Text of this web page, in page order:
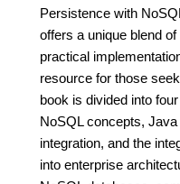
Persistence with
offers a unique blend
practical
resource for those
book is divided into
NoSQL concepts,
integration, and the
into enterprise